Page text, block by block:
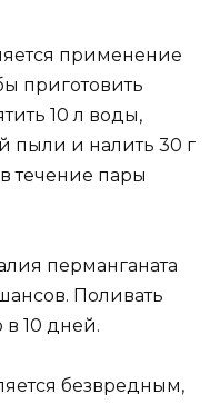
применение
приготовить
10 л воды,
пыли и налить 30 г
течение пары
перманганата
Поливать
10 дней.
безвредным,